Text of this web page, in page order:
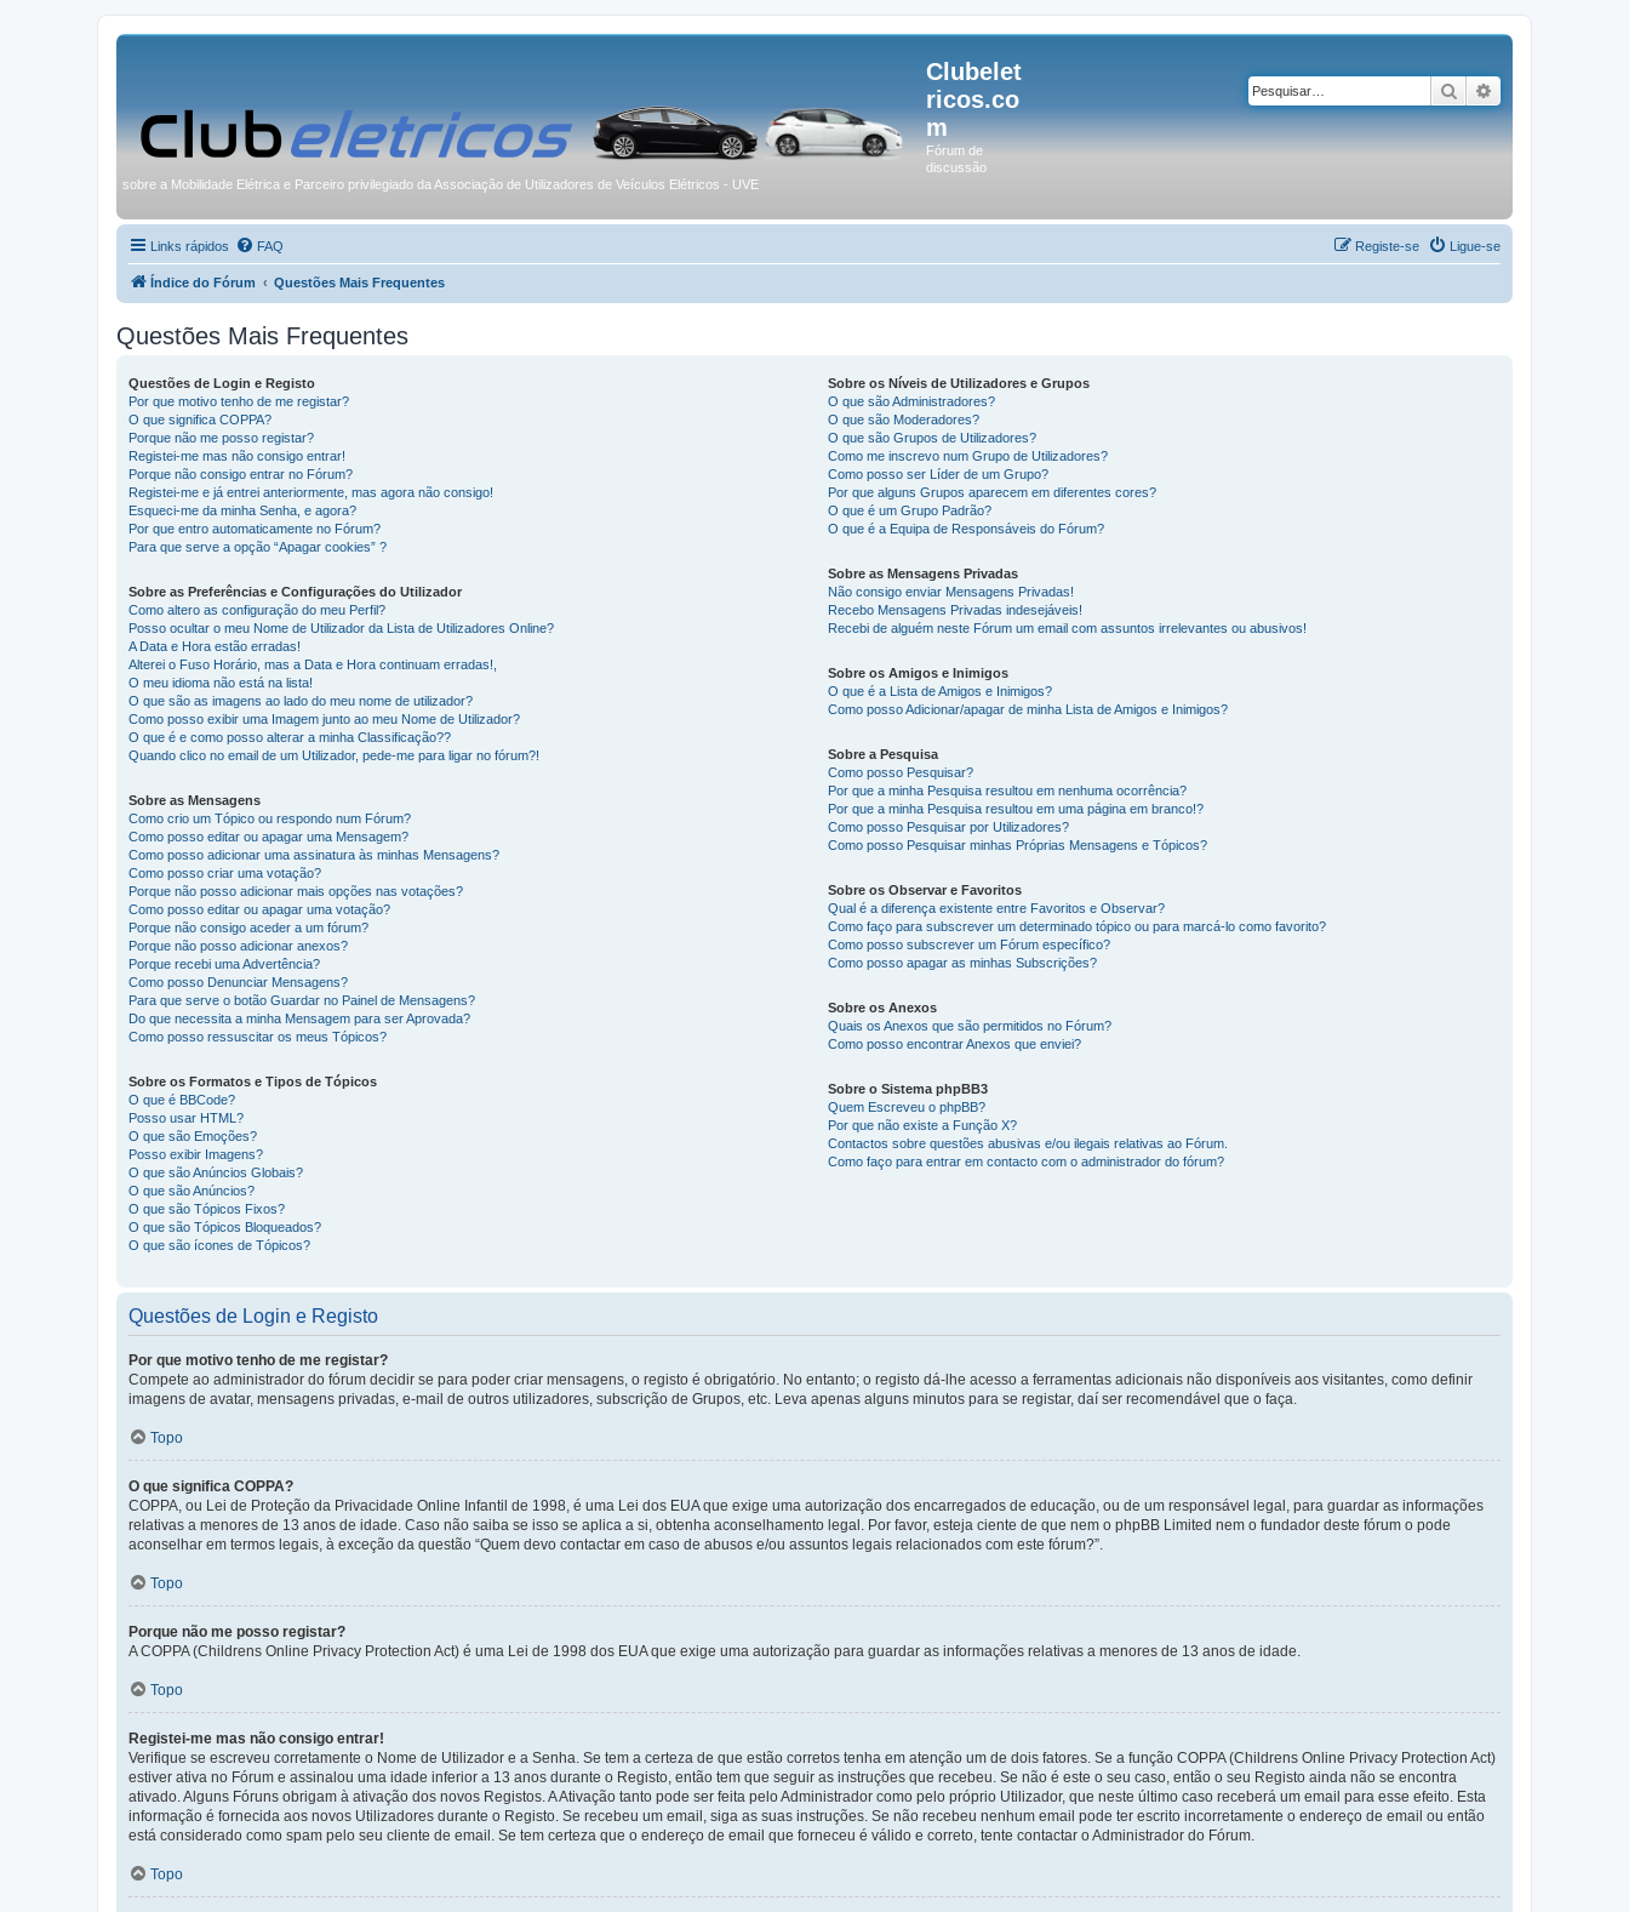
Clubelet
ricos.co
m
Fórum de
discussão
sobre a Mobilidade Elétrica e Parceiro privilegiado da Associação de Utilizadores de Veículos Elétricos - UVE
Pesquisar
Links rápidos FAQ Ligue-se
Registe-se
Índice do Fórum Questões Mais Frequentes
Questões Mais Frequentes
Questões de Login e Registo
Por que motivo tenho de me registar?
O que significa COPPA?
Porque não me posso registar?
Registei-me mas não consigo entrar!
Porque não consigo entrar no Fórum?
Registei-me e já entrei anteriormente, mas agora não consigo!
Esqueci-me da minha Senha, e agora?
Por que entro automaticamente no Fórum?
Para que serve a opção “Apagar cookies” ?
Sobre as Preferências e Configurações do Utilizador
Como altero as configuração do meu Perfil?
Posso ocultar o meu Nome de Utilizador da Lista de Utilizadores Online?
A Data e Hora estão erradas!
Alterei o Fuso Horário, mas a Data e Hora continuam erradas!,
O meu idioma não está na lista!
O que são as imagens ao lado do meu nome de utilizador?
Como posso exibir uma Imagem junto ao meu Nome de Utilizador?
O que é e como posso alterar a minha Classificação??
Quando clico no email de um Utilizador, pede-me para ligar no fórum?!
Sobre as Mensagens
Como crio um Tópico ou respondo num Fórum?
Como posso editar ou apagar uma Mensagem?
Como posso adicionar uma assinatura às minhas Mensagens?
Como posso criar uma votação?
Porque não posso adicionar mais opções nas votações?
Como posso editar ou apagar uma votação?
Porque não consigo aceder a um fórum?
Porque não posso adicionar anexos?
Porque recebi uma Advertência?
Como posso Denunciar Mensagens?
Para que serve o botão Guardar no Painel de Mensagens?
Do que necessita a minha Mensagem para ser Aprovada?
Como posso ressuscitar os meus Tópicos?
Sobre os Formatos e Tipos de Tópicos
O que é BBCode?
Posso usar HTML?
O que são Emoções?
Posso exibir Imagens?
O que são Anúncios Globais?
O que são Anúncios?
O que são Tópicos Fixos?
O que são Tópicos Bloqueados?
O que são ícones de Tópicos?
Sobre os Níveis de Utilizadores e Grupos
O que são Administradores?
O que são Moderadores?
O que são Grupos de Utilizadores?
Como me inscrevo num Grupo de Utilizadores?
Como posso ser Líder de um Grupo?
Por que alguns Grupos aparecem em diferentes cores?
O que é um Grupo Padrão?
O que é a Equipa de Responsáveis do Fórum?
Sobre as Mensagens Privadas
Não consigo enviar Mensagens Privadas!
Recebo Mensagens Privadas indesejáveis!
Recebi de alguém neste Fórum um email com assuntos irrelevantes ou abusivos!
Sobre os Amigos e Inimigos
O que é a Lista de Amigos e Inimigos?
Como posso Adicionar/apagar de minha Lista de Amigos e Inimigos?
Sobre a Pesquisa
Como posso Pesquisar?
Por que a minha Pesquisa resultou em nenhuma ocorrência?
Por que a minha Pesquisa resultou em uma página em branco!?
Como posso Pesquisar por Utilizadores?
Como posso Pesquisar minhas Próprias Mensagens e Tópicos?
Sobre os Observar e Favoritos
Qual é a diferença existente entre Favoritos e Observar?
Como faço para subscrever um determinado tópico ou para marcá-lo como favorito?
Como posso subscrever um Fórum específico?
Como posso apagar as minhas Subscrições?
Sobre os Anexos
Quais os Anexos que são permitidos no Fórum?
Como posso encontrar Anexos que enviei?
Sobre o Sistema phpBB3
Quem Escreveu o phpBB?
Por que não existe a Função X?
Contactos sobre questões abusivas e/ou ilegais relativas ao Fórum.
Como faço para entrar em contacto com o administrador do fórum?
Questões de Login e Registo
Por que motivo tenho de me registar?
Compete ao administrador do fórum decidir se para poder criar mensagens, o registo é obrigatório. No entanto; o registo dá-lhe acesso a ferramentas adicionais não disponíveis aos visitantes, como definir
imagens de avatar, mensagens privadas, e-mail de outros utilizadores, subscrição de Grupos, etc. Leva apenas alguns minutos para se registar, daí ser recomendável que o faça.
Topo
O que significa COPPA?
COPPA, ou Lei de Proteção da Privacidade Online Infantil de 1998, é uma Lei dos EUA que exige uma autorização dos encarregados de educação, ou de um responsável legal, para guardar as informações
relativas a menores de 13 anos de idade. Caso não saiba se isso se aplica a si, obtenha aconselhamento legal. Por favor, esteja ciente de que nem o phpBB Limited nem o fundador deste fórum o pode
aconselhar em termos legais, à exceção da questão “Quem devo contactar em caso de abusos e/ou assuntos legais relacionados com este fórum?”.
Topo
Porque não me posso registar?
A COPPA (Childrens Online Privacy Protection Act) é uma Lei de 1998 dos EUA que exige uma autorização para guardar as informações relativas a menores de 13 anos de idade.
Topo
Registei-me mas não consigo entrar!
Verifique se escreveu corretamente o Nome de Utilizador e a Senha. Se tem a certeza de que estão corretos tenha em atenção um de dois fatores. Se a função COPPA (Childrens Online Privacy Protection Act)
estiver ativa no Fórum e assinalou uma idade inferior a 13 anos durante o Registo, então tem que seguir as instruções que recebeu. Se não é este o seu caso, então o seu Registo ainda não se encontra
ativado. Alguns Fóruns obrigam à ativação dos novos Registos. A Ativação tanto pode ser feita pelo Administrador como pelo próprio Utilizador, que neste último caso receberá um email para esse efeito. Esta
informação é fornecida aos novos Utilizadores durante o Registo. Se recebeu um email, siga as suas instruções. Se não recebeu nenhum email pode ter escrito incorretamente o endereço de email ou então
está considerado como spam pelo seu cliente de email. Se tem certeza que o endereço de email que forneceu é válido e correto, tente contactar o Administrador do Fórum.
Topo